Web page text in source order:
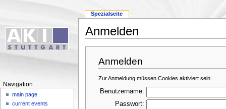
Anmelden
Anmelden
Zur Anmeldung müssen Cookies aktiviert sein.
Benutzername:
Passwort:
Spezialseite
Navigation
main page
current events